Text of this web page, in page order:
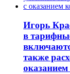
Игорь
в
также